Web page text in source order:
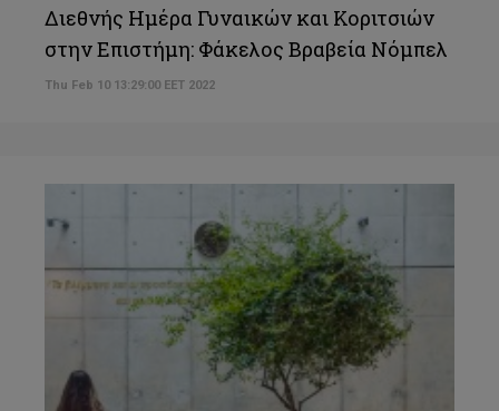
Διεθνής Ημέρα Γυναικών και Κοριτσιών
στην Επιστήμη: Φάκελος Βραβεία Νόμπελ
Thu Feb 10 13:29:00 EET 2022